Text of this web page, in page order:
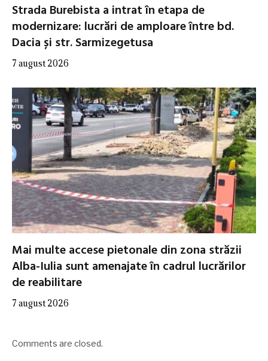
Strada Burebista a intrat în etapa de
modernizare: lucrări de amploare între bd.
Dacia și str. Sarmizegetusa
7 august 2026
Mai multe accese pietonale din zona străzii
Alba-Iulia sunt amenajate în cadrul lucrărilor
de reabilitare
7 august 2026
Comments are closed.